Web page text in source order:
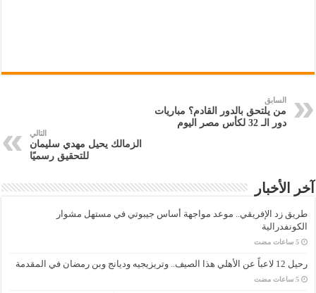
السابق
من يلتحق بالدور القادم؟ مباريات
دور الـ 32 لكأس مصر اليوم
التالي
الزمالك يحيل مهدي سليمان
للتحقيق رسميًا
آخر الأخبار
طريق زد الإفريقي.. موعد مواجهة أساس جيبوتي في مستهل مشوار
الكونفدرالية
‏5 ساعات مضت
رحيل 12 لاعباً عن الأهلي هذا الصيف.. وتريزيجيه وديانج وبن رمضان في المقدمة
‏5 ساعات مضت